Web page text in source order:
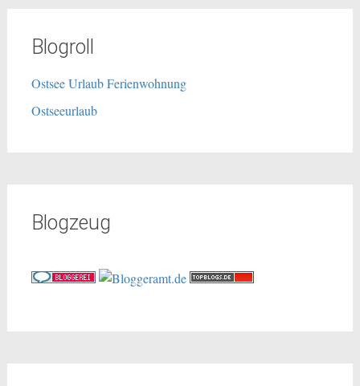
Blogroll
Ostsee Urlaub Ferienwohnung
Ostseeurlaub
Blogzeug